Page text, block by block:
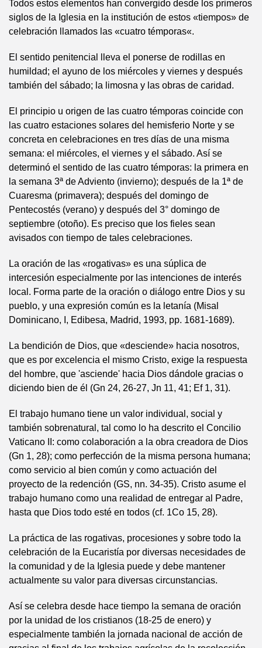
Todos estos elementos han convergido desde los primeros
siglos de la Iglesia en la institución de estos «tiempos» de
celebración llamados las «cuatro témporas«.
El sentido penitencial lleva el ponerse de rodillas en
humildad; el ayuno de los miércoles y viernes y después
también del sábado; la limosna y las obras de caridad.
El principio u origen de las cuatro témporas coincide con
las cuatro estaciones solares del hemisferio Norte y se
concreta en celebraciones en tres días de una misma
semana: el miércoles, el viernes y el sábado. Así se
determinó el sentido de las cuatro témporas: la primera en
la semana 3ª de Adviento (invierno); después de la 1ª de
Cuaresma (primavera); después del domingo de
Pentecostés (verano) y después del 3° domingo de
septiembre (otoño). Es preciso que los fieles sean
avisados con tiempo de tales celebraciones.
La oración de las «rogativas» es una súplica de
intercesión especialmente por las intenciones de interés
local. Forma parte de la oración o diálogo entre Dios y su
pueblo, y una expresión común es la letanía (Misal
Dominicano, I, Edibesa, Madrid, 1993, pp. 1681-1689).
La bendición de Dios, que «desciende» hacia nosotros,
que es por excelencia el mismo Cristo, exige la respuesta
del hombre, que 'asciende' hacia Dios dándole gracias o
diciendo bien de él (Gn 24, 26-27, Jn 11, 41; Ef 1, 31).
El trabajo humano tiene un valor individual, social y
también sobrenatural, tal como lo ha descrito el Concilio
Vaticano II: como colaboración a la obra creadora de Dios
(Gn 1, 28); como perfección de la misma persona humana;
como servicio al bien común y como actuación del
proyecto de la redención (GS, nn. 34-35). Cristo asume el
trabajo humano como una realidad de entregar al Padre,
hasta que Dios todo esté en todos (cf. 1Co 15, 28).
La práctica de las rogativas, procesiones y sobre todo la
celebración de la Eucaristía por diversas necesidades de
la comunidad y de la Iglesia puede y debe mantener
actualmente su valor para diversas circunstancias.
Así se celebra desde hace tiempo la semana de oración
por la unidad de los cristianos (18-25 de enero) y
especialmente también la jornada nacional de acción de